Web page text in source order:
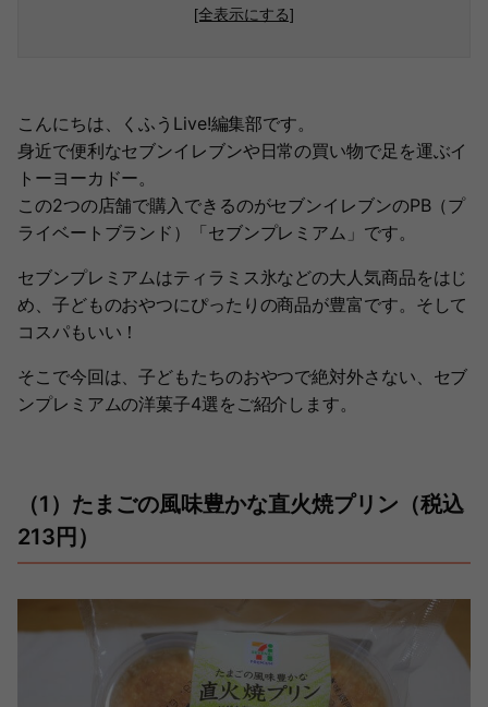
[全表示にする]
こんにちは、くふうLive!編集部です。
身近で便利なセブンイレブンや日常の買い物で足を運ぶイ
トーヨーカドー。
この2つの店舗で購入できるのがセブンイレブンのPB（プ
ライベートブランド）「セブンプレミアム」です。
セブンプレミアムはティラミス氷などの大人気商品をはじ
め、子どものおやつにぴったりの商品が豊富です。そして
コスパもいい！
そこで今回は、子どもたちのおやつで絶対外さない、セブ
ンプレミアムの洋菓子4選をご紹介します。
（1）たまごの風味豊かな直火焼プリン（税込
213円）